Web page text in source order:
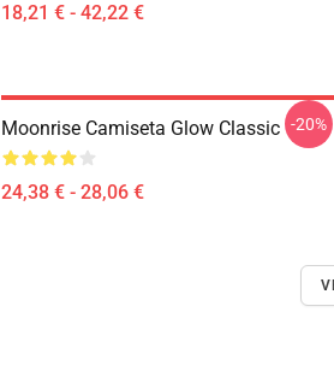
18,21 € - 42,22 €
Moonrise Camiseta Glow Classic
24,38 € - 28,06 €
-20%